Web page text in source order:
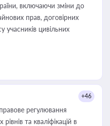
включаючи зміни до
прав, договірних
учасників цивільних
+46
регулювання
та кваліфікацій в